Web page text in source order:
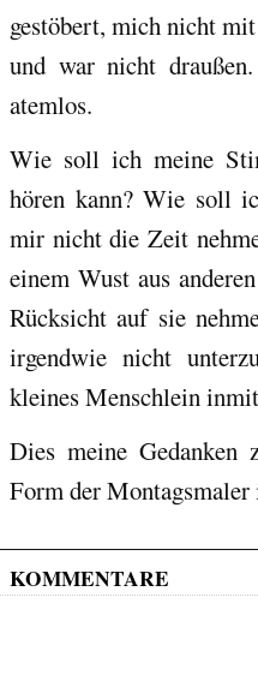
gestöbert, mich nicht
und war nicht
atemlos.
Wie soll ich meine
hören kann? Wie soll
mir nicht die Zeit
einem Wust aus
Rücksicht auf sie
irgendwie nicht
kleines Menschlein
Dies meine Gedanken
Form der Montagsmaler
KOMMENTARE